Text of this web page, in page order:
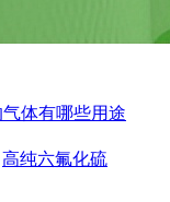
体有哪些用途
高纯六氟化硫